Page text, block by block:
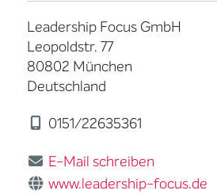
Leadership Focus GmbH
Leopoldstr. 77
80802 München
Deutschland
0151/22635361
E-Mail schreiben
www.leadership-focus.de